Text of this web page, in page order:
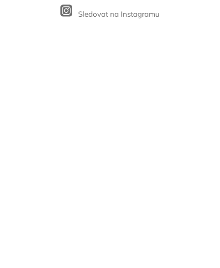
Sledovat na Instagramu